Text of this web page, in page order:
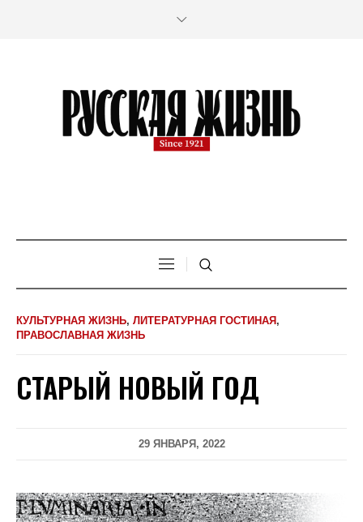
КУЛЬТУРНАЯ ЖИЗНЬ, ЛИТЕРАТУРНАЯ ГОСТИНАЯ ,
ПРАВОСЛАВНАЯ ЖИЗНЬ
СТАРЫЙ НОВЫЙ ГОД
29 ЯНВАРЯ, 2022